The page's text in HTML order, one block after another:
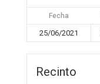
Fecha
25/06/2021
Recinto